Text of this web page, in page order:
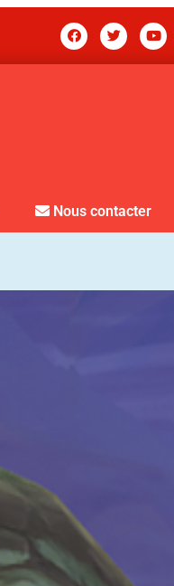
Nous contacter